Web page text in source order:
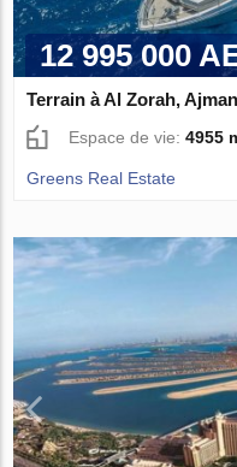
12 995 000
Terrain à Al Zorah,
Espace de vie:4955
Greens Real Estate